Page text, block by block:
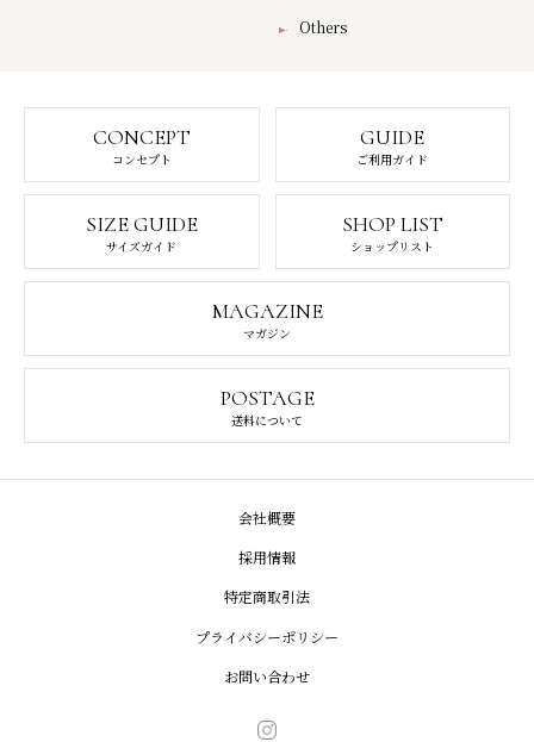
Others
CONCEPT
コンセプト
GUIDE
ご利用ガイド
SIZE GUIDE
サイズガイド
SHOP LIST
ショップリスト
MAGAZINE
マガジン
POSTAGE
送料について
会社概要
採用情報
特定商取引法
プライバシーポリシー
お問い合わせ